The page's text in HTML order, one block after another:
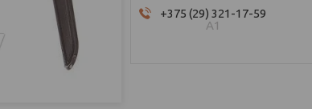
+375 (29) 321-17-59
А1